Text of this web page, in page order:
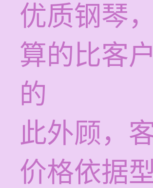
优质钢琴
算的比客
的
此外顾，
价格依据